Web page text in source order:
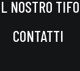
NOSTRO TIFO
CONTATTI